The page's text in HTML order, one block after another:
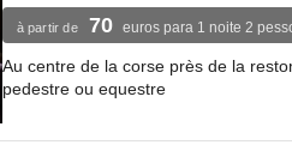
à partir de 70 euros para 1 noite 2
Au centre de la corse près de la
pedestre ou equestre